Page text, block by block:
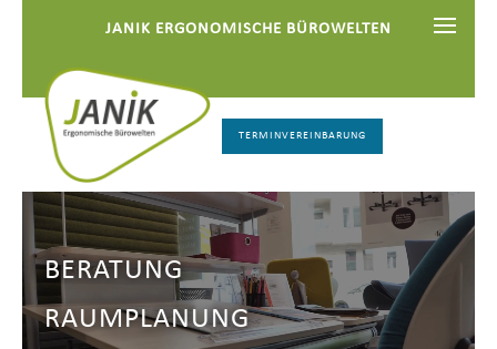
TERMINVEREINBARUNG
JANIK ERGONOMISCHE BÜROWELTEN
BERATUNG
RAUMPLANUNG